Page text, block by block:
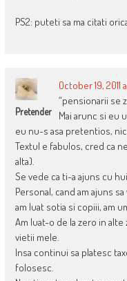
PS2: puteti sa ma citati
Pretender
October 19, 2011
“pensionarii se
Mai arunc si eu
eu nu-s asa pretentios,
Textul e fabulos, cred ca
alta).
Se vede ca ti-a ajuns cu
Personal, cand am ajuns
am luat sotia si copiii, am
Am luat-o de la zero in
vietii mele.
Insa continui sa platesc
folosesc.